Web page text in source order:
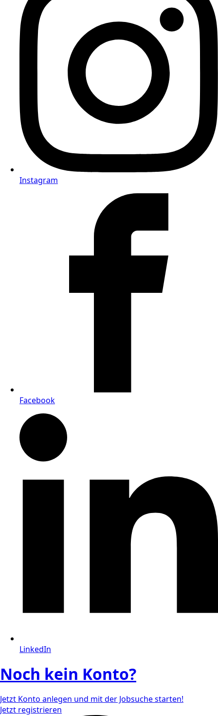
Instagram
Facebook
LinkedIn
Noch kein Konto?
Jetzt Konto anlegen und mit der Jobsuche starten!
Jetzt registrieren